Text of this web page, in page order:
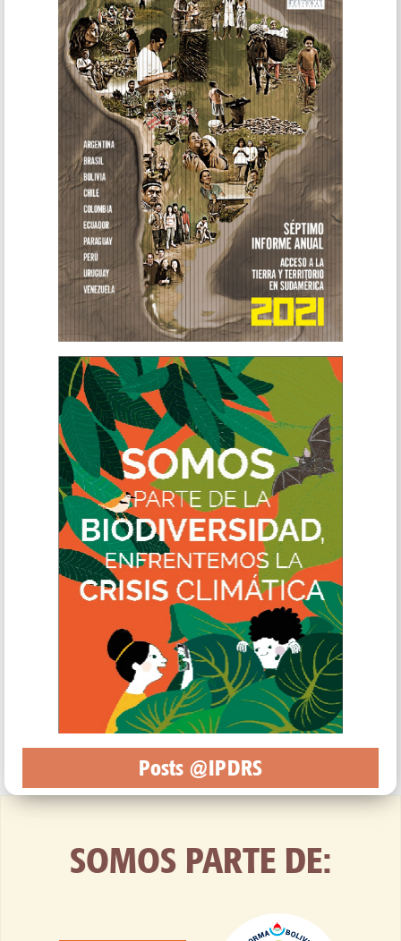
Posts @IPDRS
SOMOS PARTE DE: